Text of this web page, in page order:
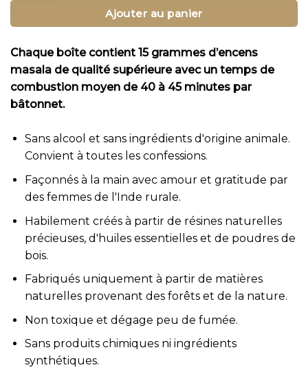
Ajouter au panier
Chaque boîte contient 15 grammes d’encens
masala de qualité supérieure avec un temps de
combustion moyen de 40 à 45 minutes par
bâtonnet.
Sans alcool et sans ingrédients d'origine animale.
Convient à toutes les confessions.
Façonnés à la main avec amour et gratitude par
des femmes de l'Inde rurale.
Habilement créés à partir de résines naturelles
précieuses, d'huiles essentielles et de poudres de
bois.
Fabriqués uniquement à partir de matières
naturelles provenant des forêts et de la nature.
Non toxique et dégage peu de fumée.
Sans produits chimiques ni ingrédients
synthétiques.